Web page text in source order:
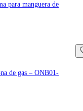
para manguera de
de gas – ONB01-